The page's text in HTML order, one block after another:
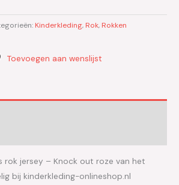
Kinderkleding, Rok, Rokken
Toevoegen aan wenslijst
rok jersey – Knock out roze van het
bij kinderkleding-onlineshop.nl